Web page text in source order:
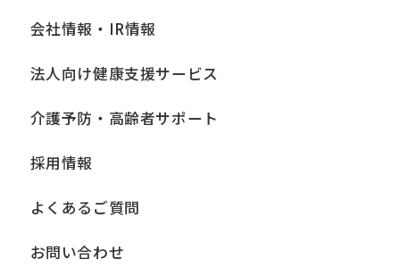
会社情報・IR情報
法人向け健康支援サービス
介護予防・高齢者サポート
採用情報
よくあるご質問
お問い合わせ